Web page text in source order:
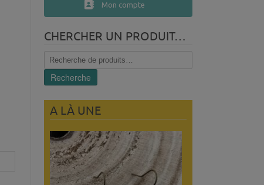
Mon compte
CHERCHER UN PRODUIT…
Recherche
pour :
Recherche
A LÀ UNE